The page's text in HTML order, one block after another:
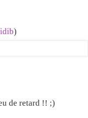
)
de retard !! ;)